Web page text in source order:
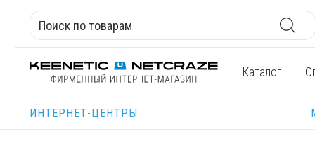
Каталог
ИНТЕРНЕТ-ЦЕНТРЫ